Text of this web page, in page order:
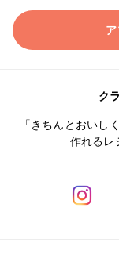
ク
「きちんとおいし
作れるレ